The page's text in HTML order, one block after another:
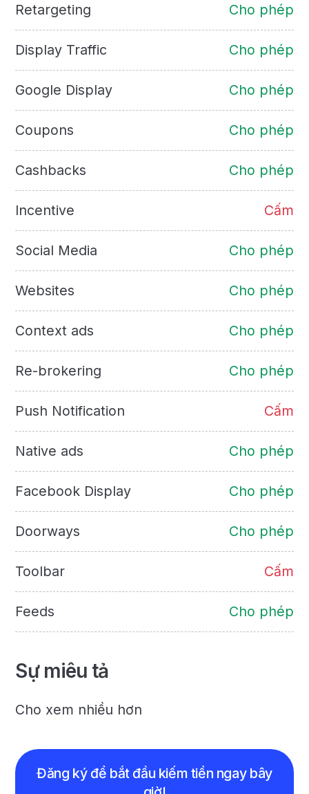
Retargeting Cho phép
Display Traffic Cho phép
Google Display Cho phép
Coupons Cho phép
Cashbacks Cho phép
Incentive Cấm
Social Media Cho phép
Websites Cho phép
Context ads Cho phép
Re-brokering Cho phép
Push Notification Cấm
Native ads Cho phép
Facebook Display Cho phép
Doorways Cho phép
Toolbar Cấm
Feeds Cho phép
Sự miêu tả
Cho xem nhiều hơn
Đăng ký để bắt đầu kiếm tiền ngay bây